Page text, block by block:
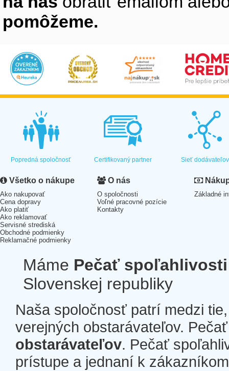
pomôžeme.
Popredná spoločnosť Certifikovaný partner Sieť dodávateľov
Všetko o nákupe
Ako nakupovať
Cena dopravy
Ako platiť
Ako reklamovať
Servisné strediská
Obchodné podmienky
Reklamačné podmienky
O nás
O spoločnosti
Voľné pracovné pozície
Kontakty
Základné
Máme Pečať spoľahlivosti
Slovenskej republiky
Naša spoločnosť patrí medzi
verejných obstarávateľov.
obstarávateľov. Pečať
prístupe a jednaní k